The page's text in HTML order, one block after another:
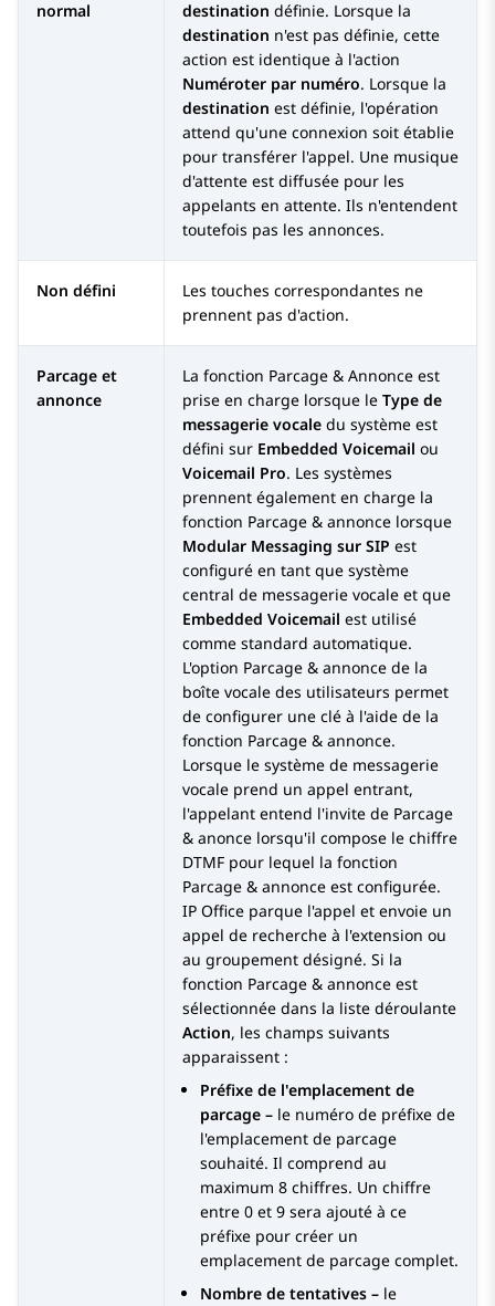
normal destination définie. Lorsque la
destination n'est pas définie, cette
action est identique à l'action
Numéroter par numéro. Lorsque la
destination est définie, l'opération
attend qu'une connexion soit établie
pour transférer l'appel. Une musique
d'attente est diffusée pour les
appelants en attente. Ils n'entendent
toutefois pas les annonces.
Non défini
Les touches correspondantes ne
prennent pas d'action.
Parcage et
annonce
La fonction Parcage & Annonce est
prise en charge lorsque le Type de
messagerie vocale du système est
défini sur Embedded Voicemail ou
Voicemail Pro. Les systèmes
prennent également en charge la
fonction Parcage & annonce lorsque
Modular Messaging sur SIP est
configuré en tant que système
central de messagerie vocale et que
Embedded Voicemail est utilisé
comme standard automatique.
L'option Parcage & annonce de la
boîte vocale des utilisateurs permet
de configurer une clé à l'aide de la
fonction Parcage & annonce.
Lorsque le système de messagerie
vocale prend un appel entrant,
l'appelant entend l'invite de Parcage
& anonce lorsqu'il compose le chiffre
DTMF pour lequel la fonction
Parcage & annonce est configurée.
IP Office parque l'appel et envoie un
appel de recherche à l'extension ou
au groupement désigné. Si la
fonction Parcage & annonce est
sélectionnée dans la liste déroulante
Action, les champs suivants
apparaissent :
Préfixe de l'emplacement de
parcage – le numéro de préfixe de
l'emplacement de parcage
souhaité. Il comprend au
maximum 8 chiffres. Un chiffre
entre 0 et 9 sera ajouté à ce
préfixe pour créer un
emplacement de parcage complet.
Nombre de tentatives – le